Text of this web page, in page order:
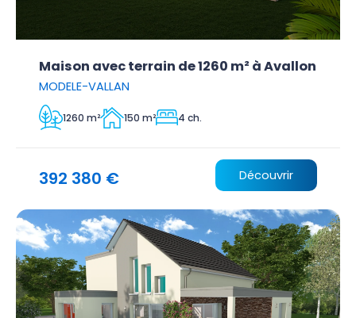
Maison avec terrain de 1260 m² à Avallon
MODELE-VALLAN
1260 m² 150 m² 4 ch.
392 380 € Découvrir